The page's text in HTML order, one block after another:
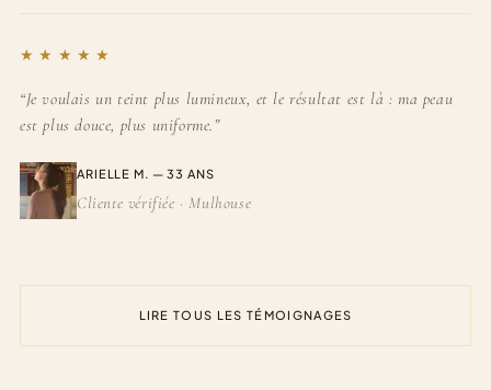
★ ★ ★ ★ ★
“Je voulais un teint plus lumineux, et le résultat est là : ma peau
est plus douce, plus uniforme.”
ARIELLE M. — 33 ANS
Cliente vérifiée · Mulhouse
LIRE TOUS LES TÉMOIGNAGES